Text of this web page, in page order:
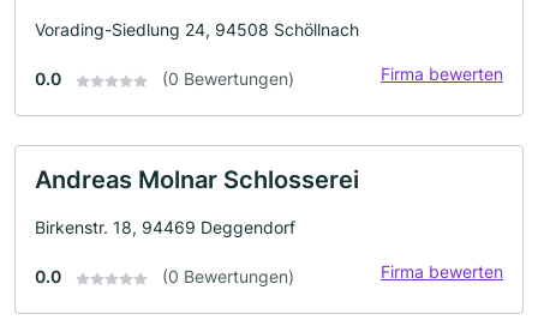
Vorading-Siedlung 24, 94508 Schöllnach
0.0 (0 Bewertungen) Firma bewerten
Andreas Molnar Schlosserei
Birkenstr. 18, 94469 Deggendorf
0.0 (0 Bewertungen) Firma bewerten